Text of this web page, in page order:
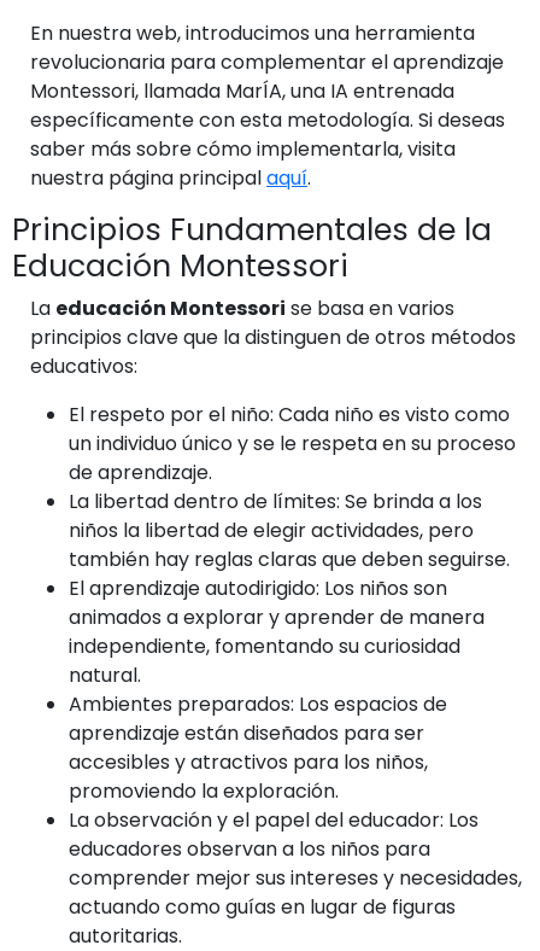
En nuestra web, introducimos una herramienta
revolucionaria para complementar el aprendizaje
Montessori, llamada MarÍA, una IA entrenada
específicamente con esta metodología. Si deseas
saber más sobre cómo implementarla, visita
nuestra página principalaquí.
Principios Fundamentales de la
Educación Montessori
La educación Montessori se basa en varios
principios clave que la distinguen de otros métodos
educativos:
El respeto por el niño: Cada niño es visto como
un individuo único y se le respeta en su proceso
de aprendizaje.
La libertad dentro de límites: Se brinda a los
niños la libertad de elegir actividades, pero
también hay reglas claras que deben seguirse.
El aprendizaje autodirigido: Los niños son
animados a explorar y aprender de manera
independiente, fomentando su curiosidad
natural.
Ambientes preparados: Los espacios de
aprendizaje están diseñados para ser
accesibles y atractivos para los niños,
promoviendo la exploración.
La observación y el papel del educador: Los
educadores observan a los niños para
comprender mejor sus intereses y necesidades,
actuando como guías en lugar de figuras
autoritarias.